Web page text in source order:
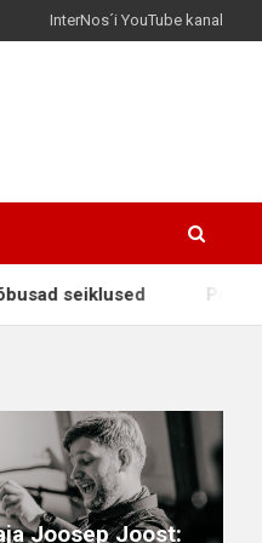
InterNos´i YouTube kanal
seiklused
Joosep Joost: